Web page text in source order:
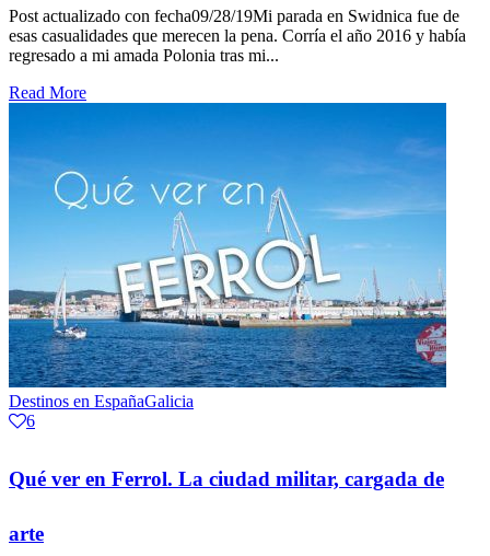
Post actualizado con fecha09/28/19Mi parada en Swidnica fue de
esas casualidades que merecen la pena. Corría el año 2016 y había
regresado a mi amada Polonia tras mi...
Read More
Destinos en EspañaGalicia
6
Qué ver en Ferrol. La ciudad militar, cargada de
arte